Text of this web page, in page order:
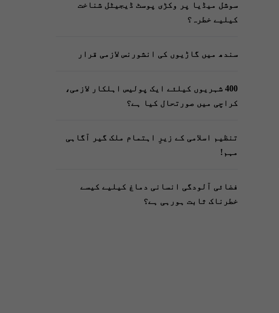
سوشل میڈیا پر وکڑی پوسٹ ڈیجیٹل شناخت
کیلیے خطرہ؟
سندھ میں گاڑیوں کی انشورنس لازمی قرار
400 شہریوں کیلئے ایک پولیس اہلکار لازمی،
کراچی میں صورتحال کیا ہے؟
تنظیم اسلامی کے زیرِ اہتمام ملک گیر آگاہی
مہم!
فضائی آلودگی انسانی دماغ کیلیے کیسے
خطرناک ثابت ہورہی ہے؟